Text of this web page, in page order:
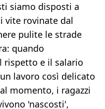
siamo disposti a
vite rovinate dal
pulite le strade
quando
rispetto e il salario
lavoro così delicato
momento, i ragazzi
'nascosti',